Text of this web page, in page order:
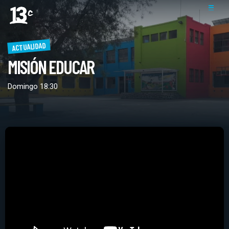
ACTUALIDAD
MISIÓN EDUCAR
Domingo 18:30